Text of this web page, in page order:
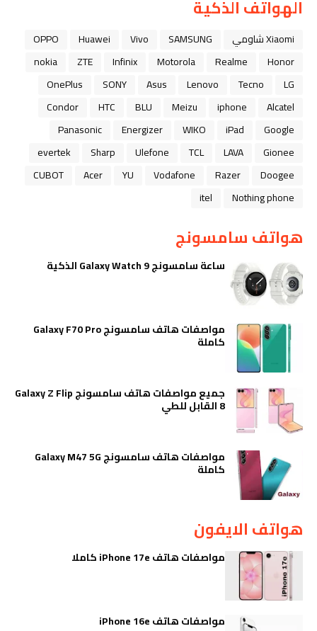
الهواتف الذكية
Xiaomi شاومي SAMSUNG
Vivo
Huawei
OPPO
Honor
Realme
Motorola
Infinix
ZTE
nokia
LG
Tecno
Lenovo
Asus
SONY
OnePlus
Alcatel
iphone
Meizu
BLU
HTC
Condor
Google
iPad
WIKO
Energizer
Panasonic
Gionee
LAVA
TCL
Ulefone
Sharp
evertek
Doogee
Razer
Vodafone
YU
Acer
CUBOT
Nothing phone
itel
هواتف سامسونج
ساعة سامسونج Galaxy Watch 9 الذكية
مواصفات هاتف سامسونج Galaxy F70 Pro
كاملة
جميع مواصفات هاتف سامسونج Galaxy Z Flip
8 القابل للطي
مواصفات هاتف سامسونج Galaxy M47 5G
كاملة
هواتف الايفون
مواصفات هاتف iPhone 17e كاملا
مواصفات هاتف iPhone 16e